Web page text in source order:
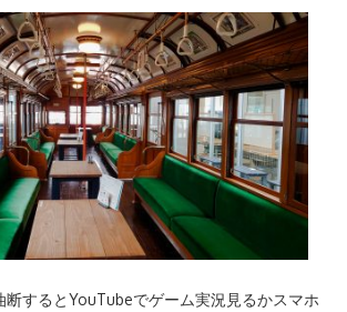
断するとYouTubeでゲーム実況見るかスマホ